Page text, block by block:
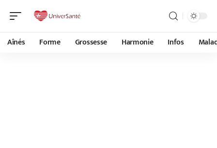
Aînés Forme Grossesse Harmonie Infos